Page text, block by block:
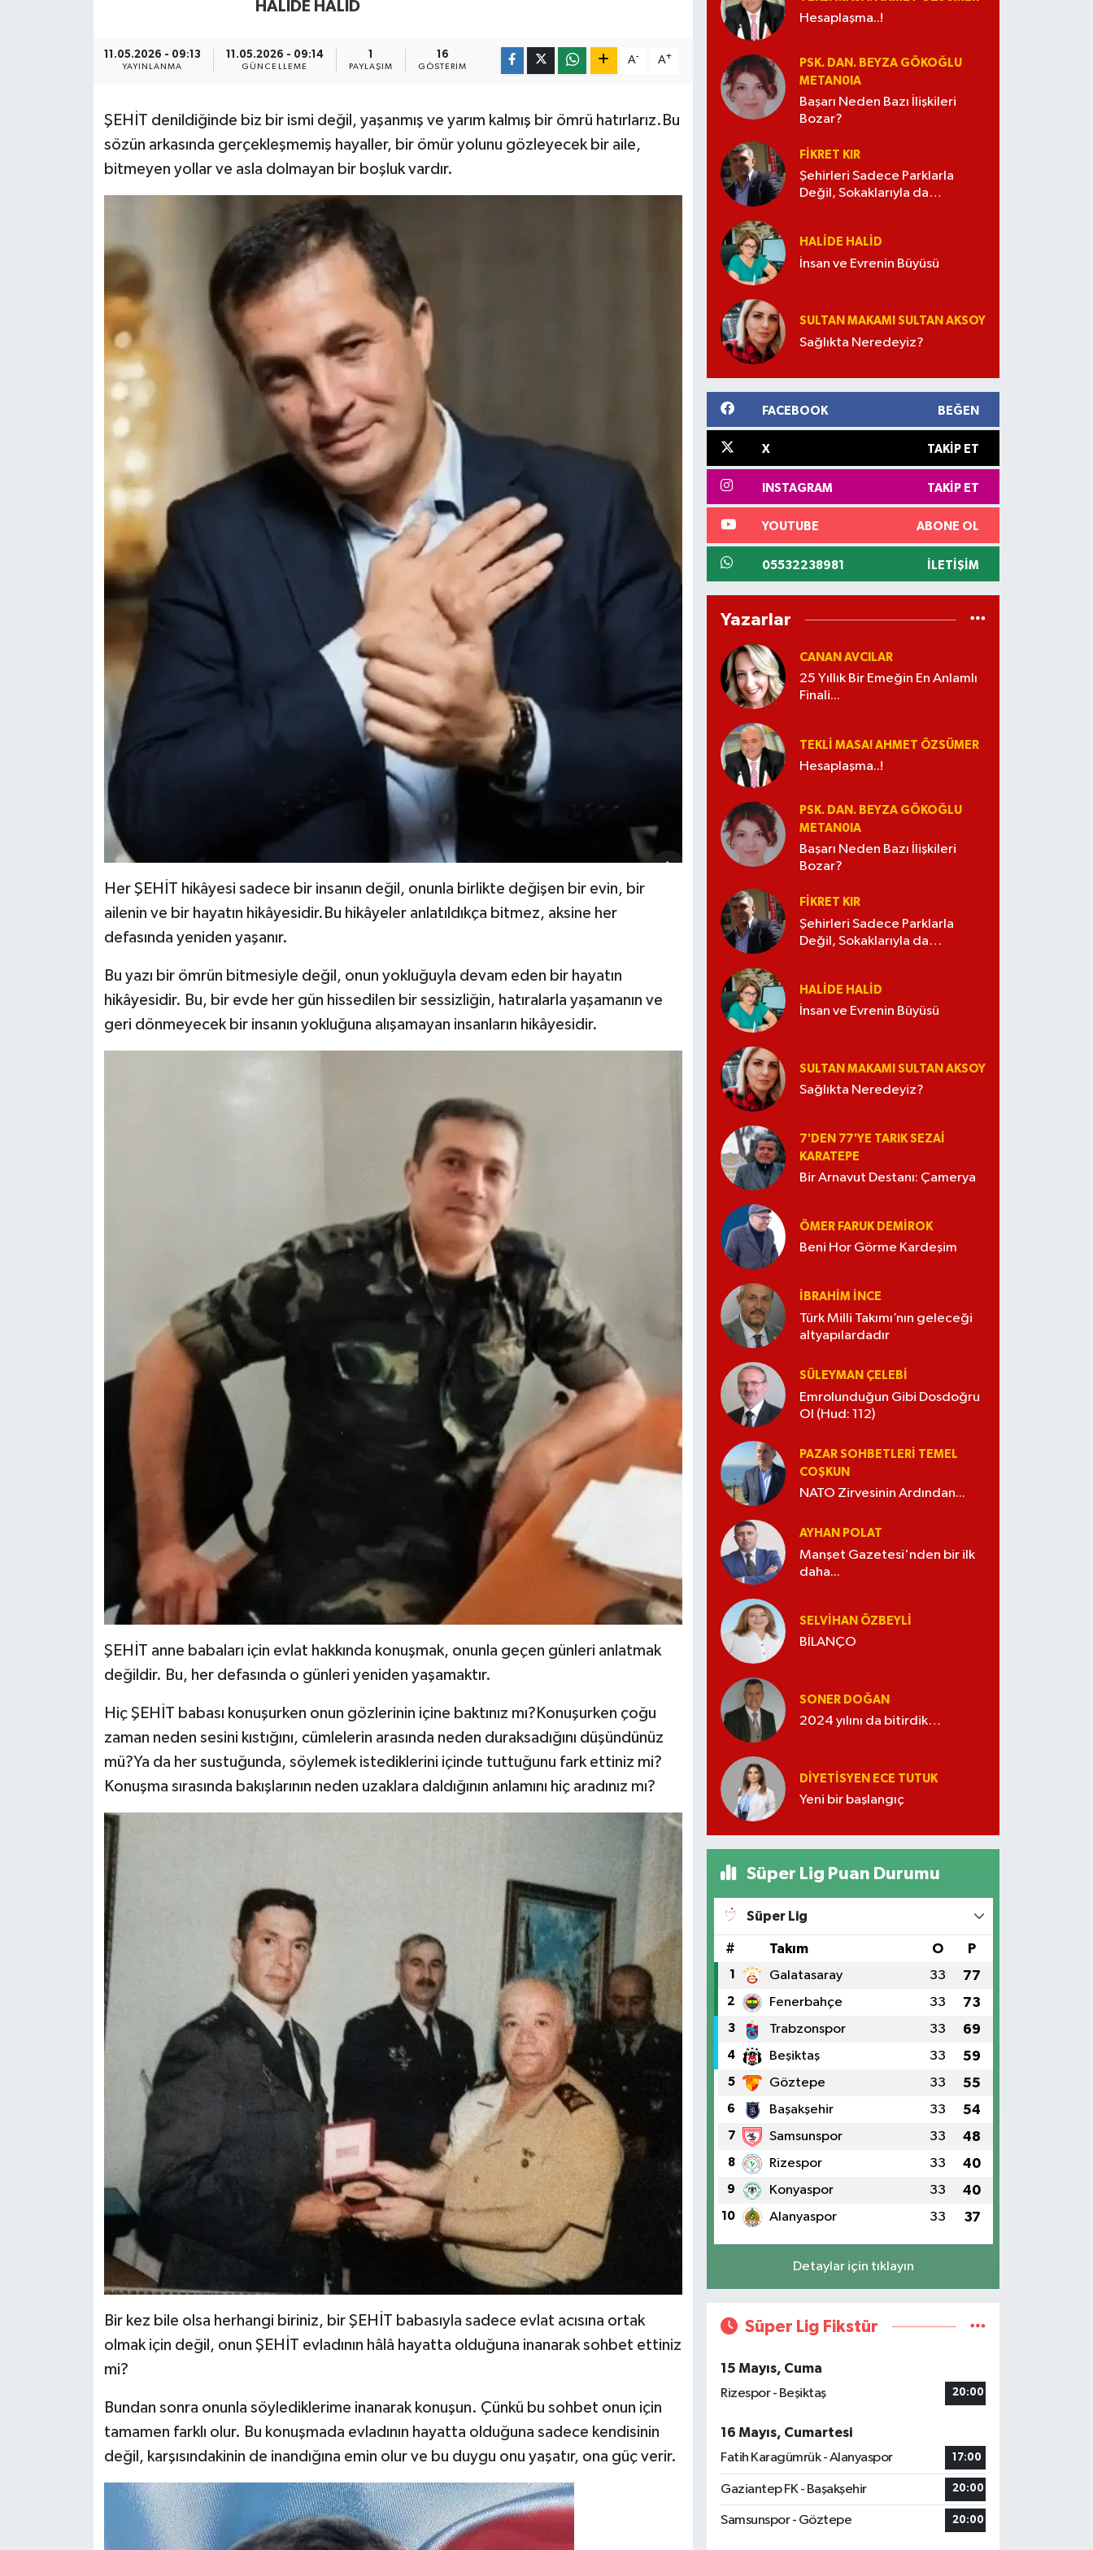
HALIDE HALID
11.05.2026 - 09:13
YAYINLANMA
11.05.2026 - 09:14
GÜNCELLEME
1
PAYLAŞIM
16
GÖSTERIM
A- A+
ŞEHİT denildiğinde biz bir ismi değil, yaşanmış ve yarım kalmış bir ömrü hatırlarız.Bu
sözün arkasında gerçekleşmemiş hayaller, bir ömür yolunu gözleyecek bir aile,
bitmeyen yollar ve asla dolmayan bir boşluk vardır.
Her ŞEHİT hikâyesi sadece bir insanın değil, onunla birlikte değişen bir evin, bir
ailenin ve bir hayatın hikâyesidir.Bu hikâyeler anlatıldıkça bitmez, aksine her
defasında yeniden yaşanır.
Bu yazı bir ömrün bitmesiyle değil, onun yokluğuyla devam eden bir hayatın
hikâyesidir. Bu, bir evde her gün hissedilen bir sessizliğin, hatıralarla yaşamanın ve
geri dönmeyecek bir insanın yokluğuna alışamayan insanların hikâyesidir.
ŞEHİT anne babaları için evlat hakkında konuşmak, onunla geçen günleri anlatmak
değildir. Bu, her defasında o günleri yeniden yaşamaktır.
Hiç ŞEHİT babası konuşurken onun gözlerinin içine baktınız mı?Konuşurken çoğu
zaman neden sesini kıstığını, cümlelerin arasında neden duraksadığını düşündünüz
mü?Ya da her sustuğunda, söylemek istediklerini içinde tuttuğunu fark ettiniz mi?
Konuşma sırasında bakışlarının neden uzaklara daldığının anlamını hiç aradınız mı?
Bir kez bile olsa herhangi biriniz, bir ŞEHİT babasıyla sadece evlat acısına ortak
olmak için değil, onun ŞEHİT evladının hâlâ hayatta olduğuna inanarak sohbet ettiniz
mi?
Bundan sonra onunla söylediklerime inanarak konuşun. Çünkü bu sohbet onun için
tamamen farklı olur. Bu konuşmada evladının hayatta olduğuna sadece kendisinin
değil, karşısındakinin de inandığına emin olur ve bu duygu onu yaşatır, ona güç verir.
Hesaplaşma..!
PSK. DAN. BEYZA GÖKOĞLU
METAN0IA
Başarı Neden Bazı İlişkileri
Bozar?
FIKRET KIR
Şehirleri Sadece Parklarla
Değil, Sokaklarıyla da
HALIDE HALID
İnsan ve Evrenin Büyüsü
SULTAN MAKAMI SULTAN AKSOY
Sağlıkta Neredeyiz?
FACEBOOK BEĞEN
X TAKIP ET
INSTAGRAM TAKIP ET
YOUTUBE ABONE OL
05532238981 İLETIŞIM
Yazarlar
CANAN AVCILAR
25 Yıllık Bir Emeğin En Anlamlı
Finali...
TEKLI MASA! AHMET ÖZSÜMER
Hesaplaşma..!
PSK. DAN. BEYZA GÖKOĞLU
METAN0IA
Başarı Neden Bazı İlişkileri
Bozar?
FIKRET KIR
Şehirleri Sadece Parklarla
Değil, Sokaklarıyla da
HALIDE HALID
İnsan ve Evrenin Büyüsü
SULTAN MAKAMI SULTAN AKSOY
Sağlıkta Neredeyiz?
7'DEN 77'YE TARIK SEZAI
KARATEPE
Bir Arnavut Destanı: Çamerya
ÖMER FARUK DEMIROK
Beni Hor Görme Kardeşim
İBRAHIM İNCE
Türk Milli Takımı’nın geleceği
altyapılardadır
SÜLEYMAN ÇELEBI
Emrolunduğun Gibi Dosdoğru
Ol (Hud: 112)
PAZAR SOHBETLERI TEMEL
COŞKUN
NATO Zirvesinin Ardından...
AYHAN POLAT
Manşet Gazetesi'nden bir ilk
daha...
SELVIHAN ÖZBEYLI
BİLANÇO
SONER DOĞAN
2024 yılını da bitirdik…
DIYETISYEN ECE TUTUK
Yeni bir başlangıç
Süper Lig Puan Durumu
Süper Lig
# Takım O P
1 Galatasaray 33 77
2 Fenerbahçe 33 73
3 Trabzonspor 33 69
4 Beşiktaş 33 59
5 Göztepe 33 55
6 Başakşehir 33 54
7 Samsunspor 33 48
8 Rizespor 33 40
9 Konyaspor 33 40
10 Alanyaspor 33 37
Detaylar için tıklayın
Süper Lig Fikstür
15 Mayıs, Cuma
Rizespor - Beşiktaş
20:00
16 Mayıs, Cumartesi
Fatih Karagümrük - Alanyaspor
17:00
Gaziantep FK - Başakşehir 20:00
Samsunspor - Göztepe 20:00